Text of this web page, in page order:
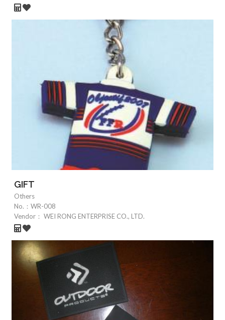
GIFT
Others
No.： WR-008
Vendor： WEI RONG ENTERPRISE CO., LTD.